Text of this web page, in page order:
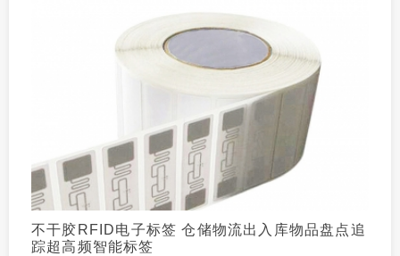
不干胶RFID电子标签 仓储物流出入库物品盘点追
踪超高频智能标签